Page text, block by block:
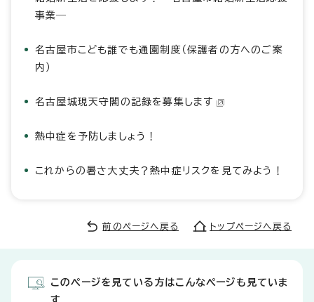
事業―
名古屋市こども誰でも通園制度（保護者の方へのご案
内）
名古屋城現天守閣の記録を募集します
熱中症を予防しましょう！
これからの暑さ大丈夫？熱中症リスクを見てみよう！
前のページへ戻る トップページへ戻る
このページを見ている方はこんなページも見ていま
す